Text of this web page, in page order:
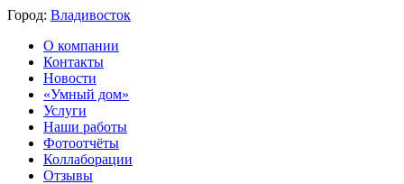
Город: Владивосток
О компании
Контакты
Новости
«Умный дом»
Услуги
Наши работы
Фотоотчёты
Коллаборации
Отзывы